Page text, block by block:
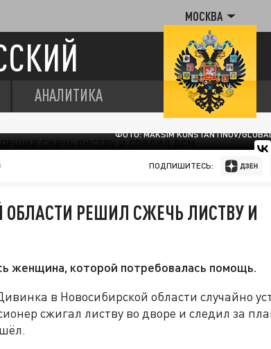
МОСКВА
АНАЛИТИКА
ФОТО: MAKSIM KONSTANTINOV/
ПОДПИШИТЕСЬ:
РЕШИЛ СЖЕЧЬ ЛИСТВУ И
женщина, которой потребовалась помощь.
в Новосибирской области случайно
сжигал листву во дворе и следил за